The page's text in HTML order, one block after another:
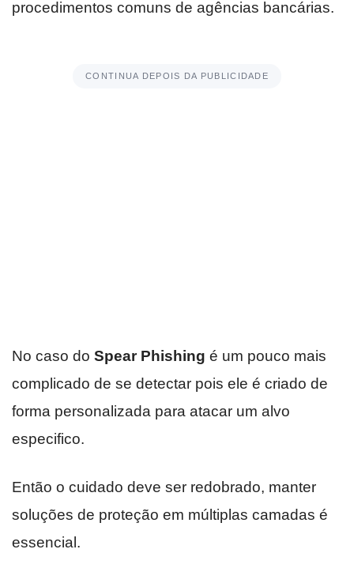
procedimentos comuns de agências bancárias.
CONTINUA DEPOIS DA PUBLICIDADE
No caso do Spear Phishing é um pouco mais
complicado de se detectar pois ele é criado de
forma personalizada para atacar um alvo
especifico.
Então o cuidado deve ser redobrado, manter
soluções de proteção em múltiplas camadas é
essencial.